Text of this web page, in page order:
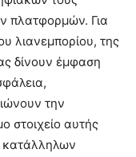
πλατφορμών. Για
λιανεμπορίου, της
δίνουν έμφαση
την
στοιχείο αυτής
κατάλληλων